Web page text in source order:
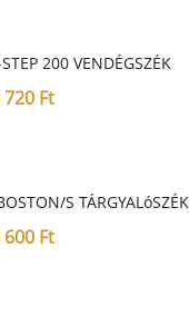
200 VENDÉGSZÉK
720 Ft
S TÁRGYALóSZÉK
600 Ft